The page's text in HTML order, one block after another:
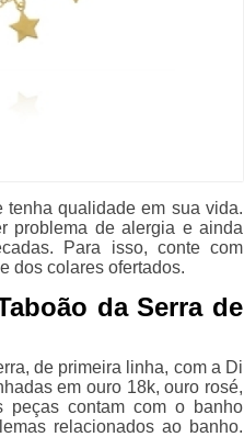
qualidade em sua vida.
problema de alergia e ainda
Para isso, conte com
dos colares ofertados.
da Serra de
de primeira linha, com a Di
em ouro 18k, ouro rosé,
peças contam com o banho
relacionados ao banho.